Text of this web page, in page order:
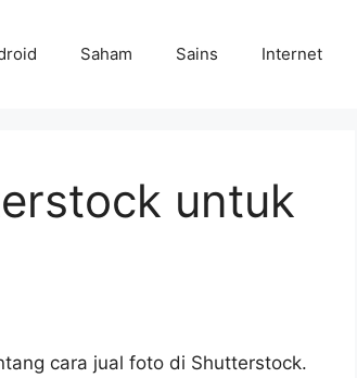
Saham Sains Internet
untuk
cara jual foto di Shutterstock.